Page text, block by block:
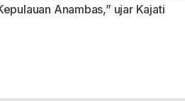
Anambas,” ujar Kajati